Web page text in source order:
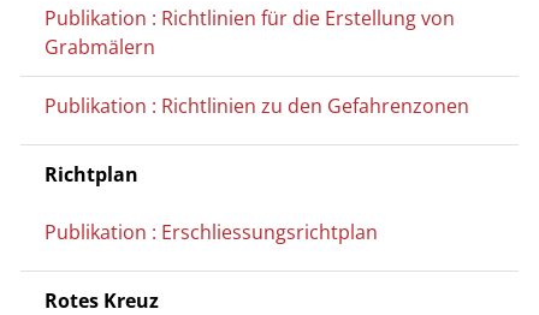
Publikation : Richtlinien für die Erstellung von
Grabmälern
Publikation : Richtlinien zu den Gefahrenzonen
Richtplan
Publikation : Erschliessungsrichtplan
Rotes Kreuz